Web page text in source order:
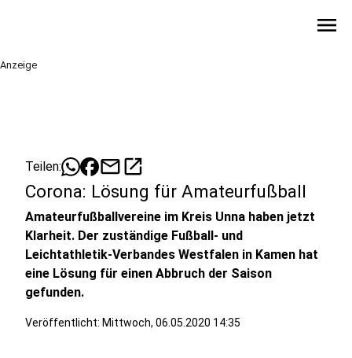
menu
Anzeige
Teilen: mailopen_in_new
Corona: Lösung für Amateurfußball
Amateurfußballvereine im Kreis Unna haben jetzt
Klarheit. Der zuständige Fußball- und
Leichtathletik-Verbandes Westfalen in Kamen hat
eine Lösung für einen Abbruch der Saison
gefunden.
Veröffentlicht: Mittwoch, 06.05.2020 14:35